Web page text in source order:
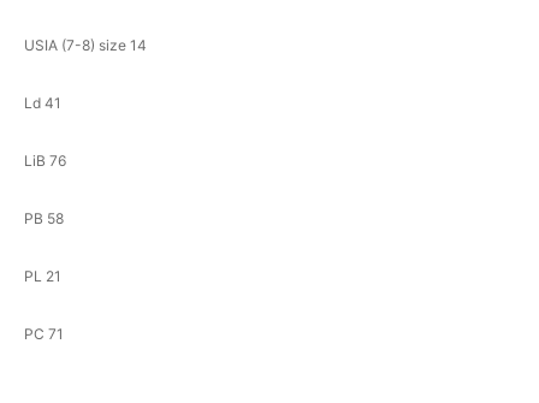
USIA (7-8) size 14
Ld 41
LiB 76
PB 58
PL 21
PC 71